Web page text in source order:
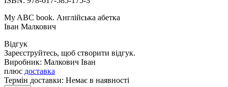
My ABC book. Англійська абетка
Іван Малкович
Відгук
Зареєструйтесь, щоб створити відгук.
Виробник: Малкович Іван
плюс доставка
Термін доставки: Немає в наявності